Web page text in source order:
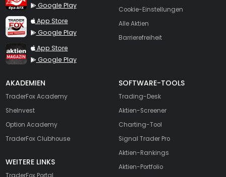
Google Play
TraderFox Live Trading
App Store
Google Play
TraderFox aktien Magazin
App Store
Google Play
Cookie-Einstellungen
Alle Aktien
Barrierefreiheit
AKADEMIEN
TraderFox Academy
SheInvest
Option Academy
TraderFox Clubhouse
WEITERE LINKS
TraderFox Portal
SOFTWARE-TOOLS
Trading-Desk
Aktien-Screener
Charting-Tool
Signal Trader Pro
Aktien-Rankings
Aktien-Portfolio